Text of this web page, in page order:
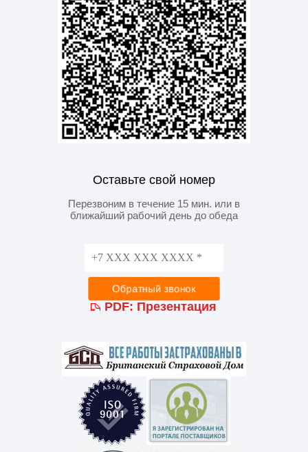
Оставьте свой номер
Перезвоним в течение 15 мин. или в
ближайший рабочий день до обеда
PDF: Презентация